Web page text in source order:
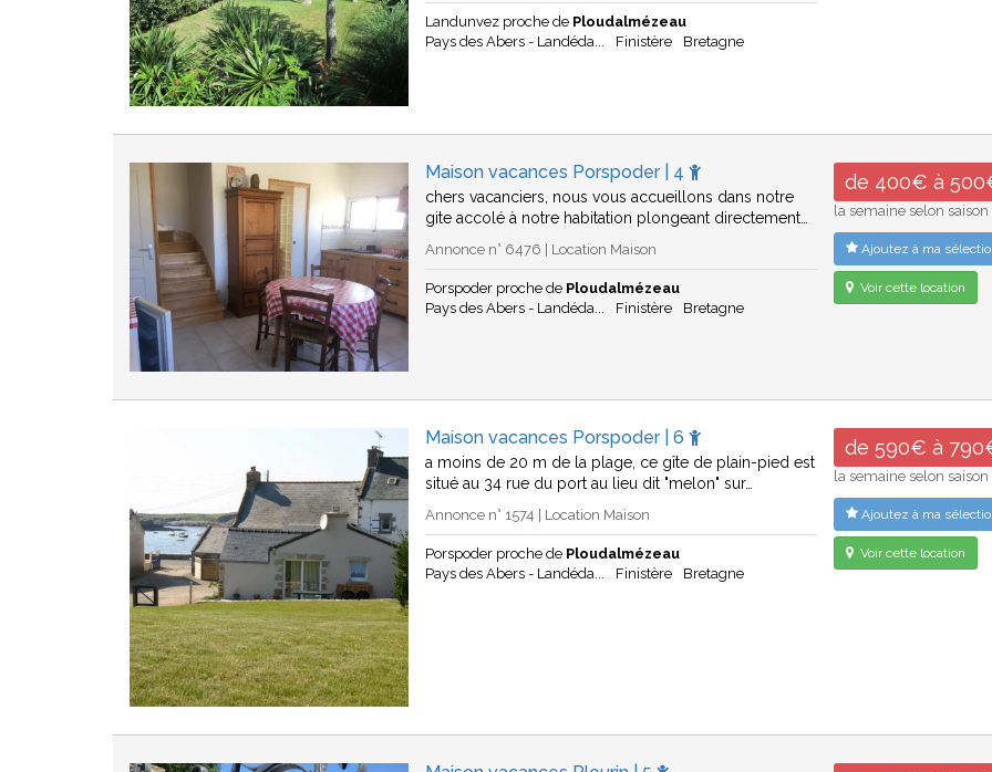
Landunvez proche de Ploudalmézeau
Pays des Abers - Landéda...
Finistère Bretagne
Maison vacances Porspoder | 4
chers vacanciers, nous vous accueillons dans notre
gite accolé à notre habitation plongeant directement…
Annonce n° 6476 | Location Maison
Porspoder proche de Ploudalmézeau
Pays des Abers - Landéda...
Finistère Bretagne
de 400€ à
la semaine selon saison
Ajoutez à ma
Voir cette location
Maison vacances Porspoder | 6
a moins de 20 m de la plage, ce gîte de plain-pied est
situé au 34 rue du port au lieu dit "melon" sur…
Annonce n° 1574 | Location Maison
Porspoder proche de Ploudalmézeau
Pays des Abers - Landéda...
Finistère Bretagne
de 590€ à
la semaine selon saison
Ajoutez à ma
Voir cette location